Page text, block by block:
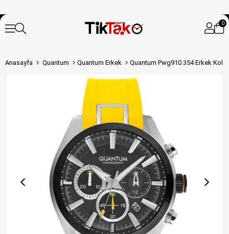
0
Anasayfa Quantum Quantum Erkek Quantum Pwg910.354 Erkek Kol